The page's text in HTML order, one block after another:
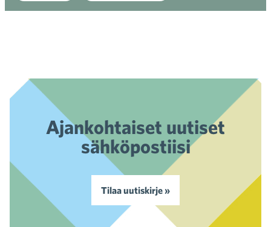
Ajankohtaiset uutiset
sähköpostiisi
Tilaa uutiskirje »